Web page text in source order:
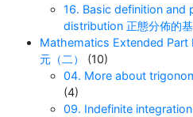
16. Basic definition
distribution 正態分佈的
Mathematics Extended Part
元（二）
(10)
04. More about
(4)
09. Indefinite